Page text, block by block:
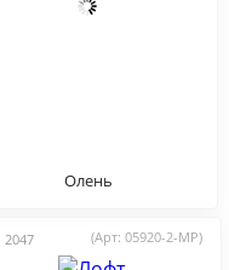
Олень
2047 (Арт: 05920-2-MP)